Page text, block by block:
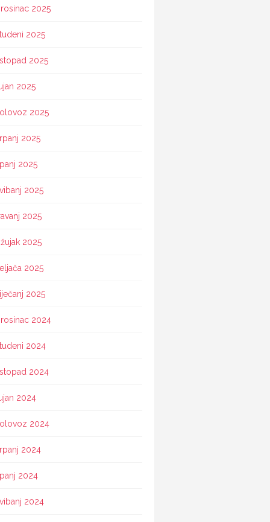
2025
2025
2025
2025
2025
2025
2025
2025
2025
2025
2025
2025
2024
2024
2024
2024
2024
2024
2024
2024